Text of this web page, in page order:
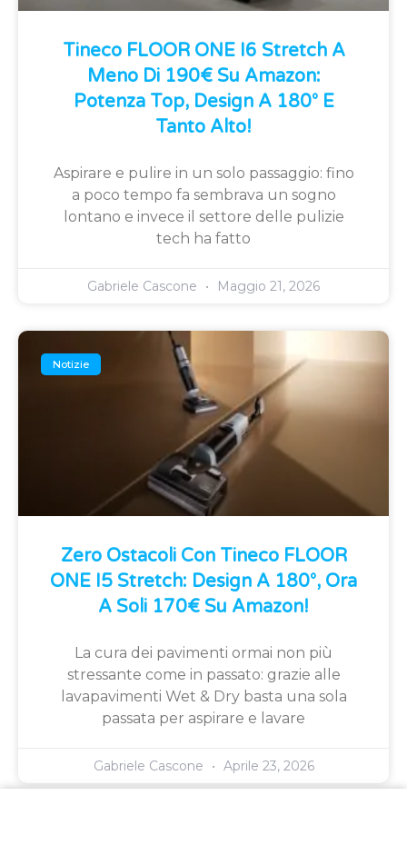
Tineco FLOOR ONE I6 Stretch A
Meno Di 190€ Su Amazon:
Potenza Top, Design A 180° E
Tanto Alto!
Aspirare e pulire in un solo passaggio: fino
a poco tempo fa sembrava un sogno
lontano e invece il settore delle pulizie
tech ha fatto
Gabriele Cascone Maggio 21, 2026
Notizie
Zero Ostacoli Con Tineco FLOOR
ONE I5 Stretch: Design A 180°, Ora
A Soli 170€ Su Amazon!
La cura dei pavimenti ormai non più
stressante come in passato: grazie alle
lavapavimenti Wet & Dry basta una sola
passata per aspirare e lavare
Gabriele Cascone Aprile 23, 2026